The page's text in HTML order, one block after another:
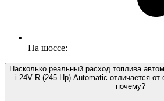
На шоссе:
Насколько реальный расход топлива
i 24V R (245 Hp) Automatic отличается
почему?